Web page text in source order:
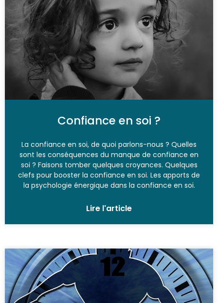
Confiance en soi ?
La confiance en soi, de quoi parlons-nous ? Quelles
sont les conséquences du manque de confiance en
soi ? Faisons tomber quelques croyances. Quelques
clefs pour booster la confiance en soi. Les apports de
la psychologie énergique dans la confiance en soi.
Lire l'article